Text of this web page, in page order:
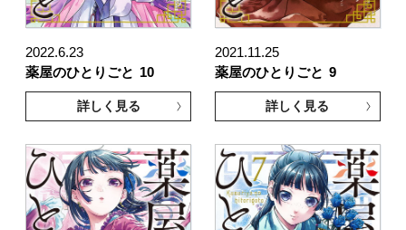
2022.6.23
薬屋のひとりごと 10
詳しく見る
2021.11.25
薬屋のひとりごと 9
詳しく見る